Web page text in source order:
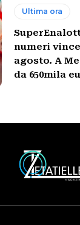
Ultima ora
numeri
agosto. A
da 650mila